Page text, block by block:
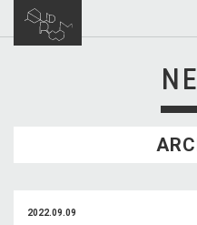
2022.09.09